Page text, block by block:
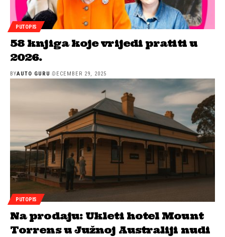
PUTOPIS
58 knjiga koje vrijedi pratiti u
2026.
BYAUTO GURU DECEMBER 29, 2025
PUTOPIS
Na prodaju: Ukleti hotel Mount
Torrens u Južnoj Australiji nudi